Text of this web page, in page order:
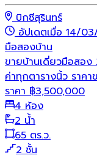
บิกซีสุรินทร์
อัปเดตเมื่อ 14/
มือสองบ้าน
ขายบ้านเดี่ยวมือสอ
ค่าทุกตารางนิ้ว ราค
ราคา ฿3,500,000
4 ห้อง
2 น้ำ
65 ตร.ว.
2 ชั้น